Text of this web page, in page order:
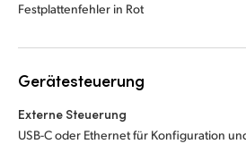
Festplattenfehler in Rot
Gerätesteuerung
Externe Steuerung
USB-C oder Ethernet für Konfiguration